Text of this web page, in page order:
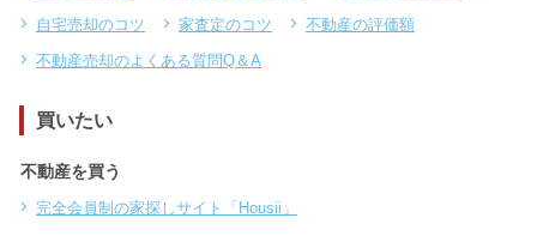
自宅売却のコツ
家査定のコツ
不動産の評価額
不動産売却のよくある質問Q＆A
買いたい
不動産を買う
完全会員制の家探しサイト「Housii」